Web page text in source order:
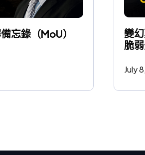
忘錄（MoU）
變
脆
July